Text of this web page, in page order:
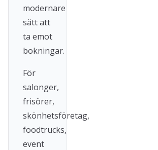
modernare
sätt att
ta emot
bokningar.
För
salonger,
frisörer,
skönhetsföretag,
foodtrucks,
event